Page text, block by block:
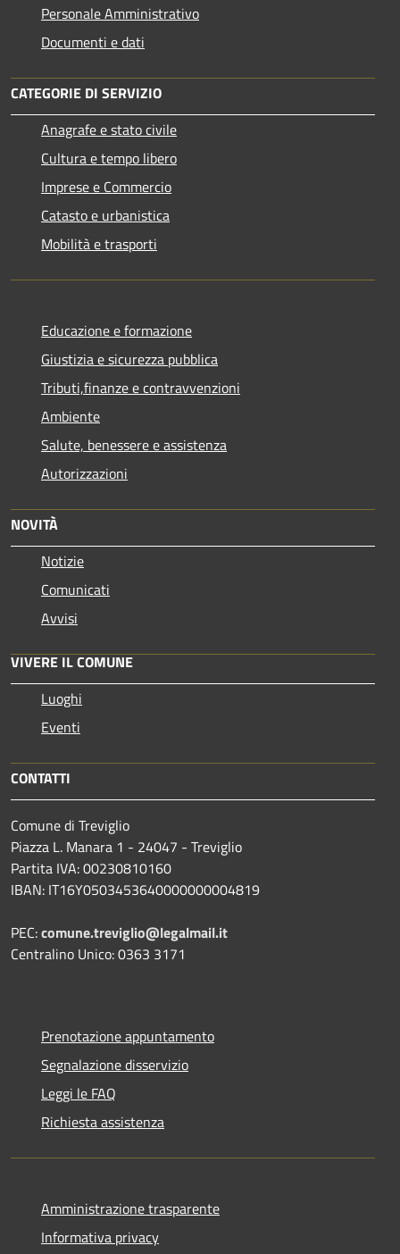
Personale Amministrativo
Documenti e dati
CATEGORIE DI SERVIZIO
Anagrafe e stato civile
Cultura e tempo libero
Imprese e Commercio
Catasto e urbanistica
Mobilità e trasporti
Educazione e formazione
Giustizia e sicurezza pubblica
Tributi,finanze e contravvenzioni
Ambiente
Salute, benessere e assistenza
Autorizzazioni
NOVITÀ
Notizie
Comunicati
Avvisi
VIVERE IL COMUNE
Luoghi
Eventi
CONTATTI
Comune di Treviglio
Piazza L. Manara 1 - 24047 - Treviglio
Partita IVA: 00230810160
IBAN: IT16Y0503453640000000004819
PEC:comune.treviglio@legalmail.it
Centralino Unico: 0363 3171
Prenotazione appuntamento
Segnalazione disservizio
Leggi le FAQ
Richiesta assistenza
Amministrazione trasparente
Informativa privacy